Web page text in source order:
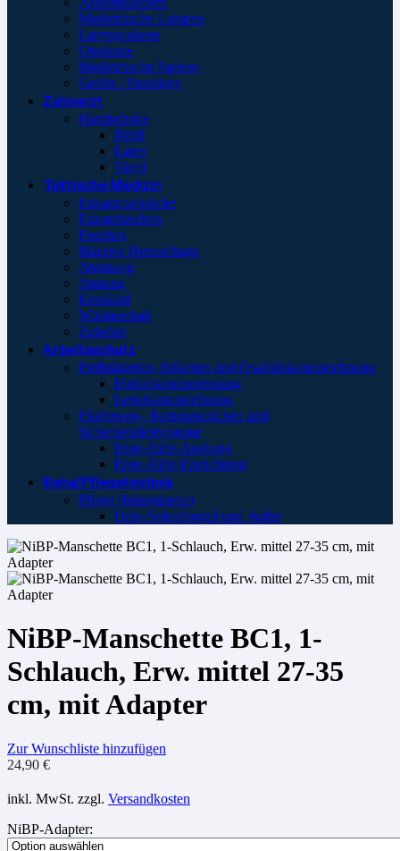
Medizinische Lampen
Laryngoskope
Otoskope
Medizinische Papiere
Geräte / Sonstiges
Zahnarzt
Handschuhe
Nitril
Latex
Vinyl
Taktische Medizin
Einsatzrucksäcke
Einsatztaschen
Pouches
Massive Hemorrhage
Atemweg
Atmung
Kreislauf
Wärmeerhalt
Zubehör
Arbeitsschutz
Prüfplaketten, Etiketten und Qualitätskennzeichnung
Elektrokennzeichnung
Leiterkennzeichnung
Fluchtweg-, Rettungszeichen und
Sicherheistleitsysteme
Erste-Hilfe-Aushang
Erste-Hilfe-Einrichtung
Reha/Pflegetechnik
Pflege (Inkontinenz)
Urin-/Sekretbeutel und -halter
NiBP-Manschette BC1, 1-
Schlauch, Erw. mittel 27-35
cm, mit Adapter
Zur Wunschliste hinzufügen
24,90 €
inkl. MwSt. zzgl. Versandkosten
NiBP-Adapter: